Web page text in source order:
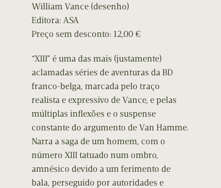
William Vance (desenho)
Editora: ASA
Preço sem desconto: 12,00 €
“XIII” é uma das mais (justamente)
aclamadas séries de aventuras da BD
franco-belga, marcada pelo traço
realista e expressivo de Vance, e pelas
múltiplas inflexões e o suspense
constante do argumento de Van Hamme.
Narra a saga de um homem, com o
número XIII tatuado num ombro,
amnésico devido a um ferimento de
bala, perseguido por autoridades e